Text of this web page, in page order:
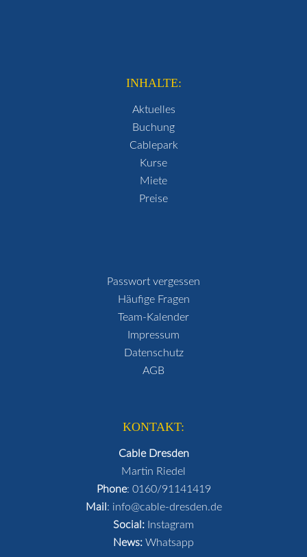
INHALTE:
Aktuelles
Buchung
Cablepark
Kurse
Miete
Preise
Passwort vergessen
Häufige Fragen
Team-Kalender
Impressum
Datenschutz
AGB
KONTAKT:
Cable Dresden
Martin Riedel
Phone: 0160/91141419
Mail : info@cable-dresden.de
Social: Instagram
News: Whatsapp